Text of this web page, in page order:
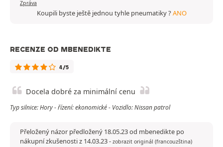
Zpráva
Koupili byste ještě jednou tyhle pneumatiky ?ANO
RECENZE OD MBENEDIKTE
4/5
Docela dobré za minimální cenu
Typ silnice: Hory - řízení: ekonomické - Vozidlo: Nissan patrol
Přeložený názor předložený 18.05.23 od mbenedikte po
nákupní zkušenosti z 14.03.23- zobrazit originál (francouzština)